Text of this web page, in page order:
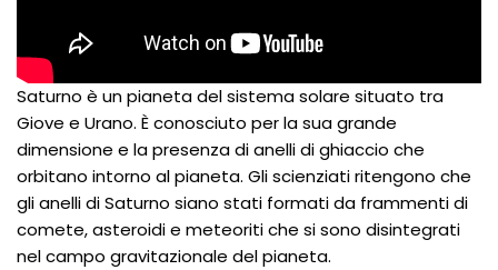
Saturno è un pianeta del sistema solare situato tra
Giove e Urano. È conosciuto per la sua grande
dimensione e la presenza di anelli di ghiaccio che
orbitano intorno al pianeta. Gli scienziati ritengono che
gli anelli di Saturno siano stati formati da frammenti di
comete, asteroidi e meteoriti che si sono disintegrati
nel campo gravitazionale del pianeta.